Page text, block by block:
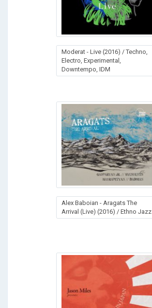
Moderat - Live (2016) / Techno,
Electro, Experimental,
Downtempo, IDM
Alex Baboian - Aragats The
Arrival (Live) (2016) / Ethno Jazz